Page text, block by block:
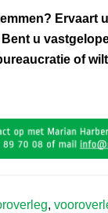
Ervaart
u
of
,